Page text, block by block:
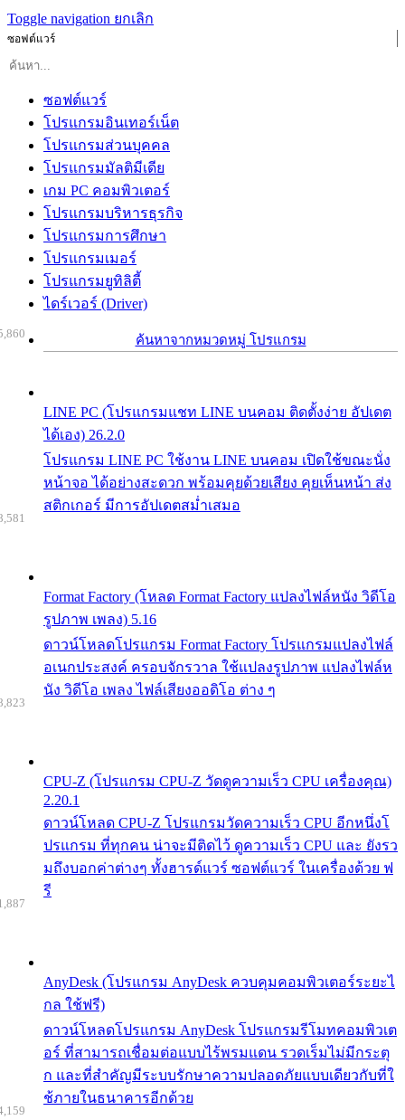
Toggle navigation ยกเลิก
ซอฟต์แวร์
ซอฟต์แวร์
โปรแกรมอินเทอร์เน็ต
โปรแกรมส่วนบุคคล
โปรแกรมมัลติมีเดีย
เกม PC คอมพิวเตอร์
โปรแกรมบริหารธุรกิจ
โปรแกรมการศึกษา
โปรแกรมเมอร์
โปรแกรมยูทิลิตี้
ไดร์เวอร์ (Driver)
ค้นหาจากหมวดหมู่ โปรแกรม
LINE PC (โปรแกรมแชท LINE บนคอม ติดตั้งง่าย อัปเดต
ได้เอง) 26.2.0
โปรแกรม LINE PC ใช้งาน LINE บนคอม เปิดใช้ขณะนั่ง
หน้าจอ ได้อย่างสะดวก พร้อมคุยด้วยเสียง คุยเห็นหน้า ส่ง
สติกเกอร์ มีการอัปเดตสม่ำเสมอ
Format Factory (โหลด Format Factory แปลงไฟล์หนัง วิดีโอ
รูปภาพ เพลง) 5.16
ดาวน์โหลดโปรแกรม Format Factory โปรแกรมแปลงไฟล์
อเนกประสงค์ ครอบจักรวาล ใช้แปลงรูปภาพ แปลงไฟล์ห
นัง วิดีโอ เพลง ไฟล์เสียงออดิโอ ต่าง ๆ
CPU-Z (โปรแกรม CPU-Z วัดดูความเร็ว CPU เครื่องคุณ)
2.20.1
ดาวน์โหลด CPU-Z โปรแกรมวัดความเร็ว CPU อีกหนึ่งโ
ปรแกรม ที่ทุกคน น่าจะมีติดไว้ ดูความเร็ว CPU และ ยังรว
มถึงบอกค่าต่างๆ ทั้งฮารด์แวร์ ซอฟต์แวร์ ในเครื่องด้วย ฟ
รี
AnyDesk (โปรแกรม AnyDesk ควบคุมคอมพิวเตอร์ระยะไ
กล ใช้ฟรี)
ดาวน์โหลดโปรแกรม AnyDesk โปรแกรมรีโมทคอมพิวเต
อร์ ที่สามารถเชื่อมต่อแบบไร้พรมแดน รวดเร็มไม่มีกระตุ
ก และที่สำคัญมีระบบรักษาความปลอดภัยแบบเดียวกับที่ใ
ช้ภายในธนาคารอีกด้วย